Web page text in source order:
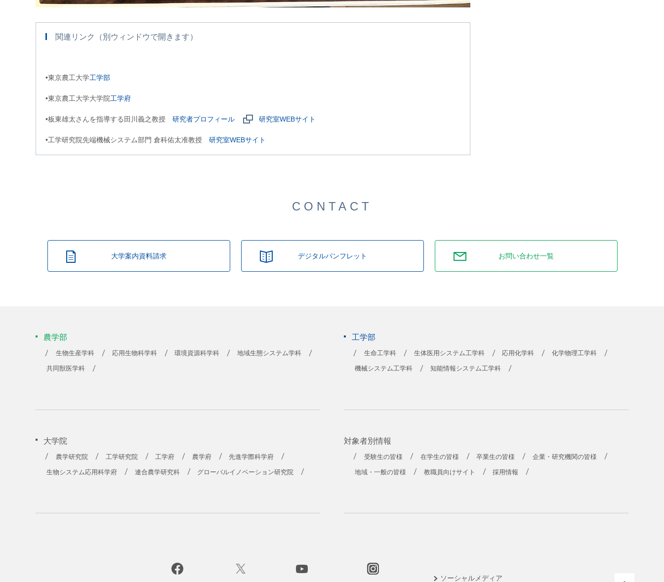
関連リンク（別ウィンドウで開きます）
•東京農工大学工学部
•東京農工大学大学院工学府
•板東雄太さんを指導する田川義之教授 研究者プロフィール 研究室WEBサイト
•工学研究院先端機械システム部門 倉科佑太准教授 研究室WEBサイト
CONTACT
大学案内資料請求 デジタルパンフレット お問い合わせ一覧
農学部
生物生産学科 応用生物科学科 環境資源科学科 地域生態システム学科
共同獣医学科
工学部
生命工学科 生体医用システム工学科 応用化学科 化学物理工学科
機械システム工学科 知能情報システム工学科
大学院
農学研究院 工学研究院 工学府 農学府 先進学際科学府
生物システム応用科学府 連合農学研究科 グローバルイノベーション研究院
対象者別情報
受験生の皆様 在学生の皆様 卒業生の皆様 企業・研究機関の皆様
地域・一般の皆様 教職員向けサイト 採用情報
ソーシャルメディア